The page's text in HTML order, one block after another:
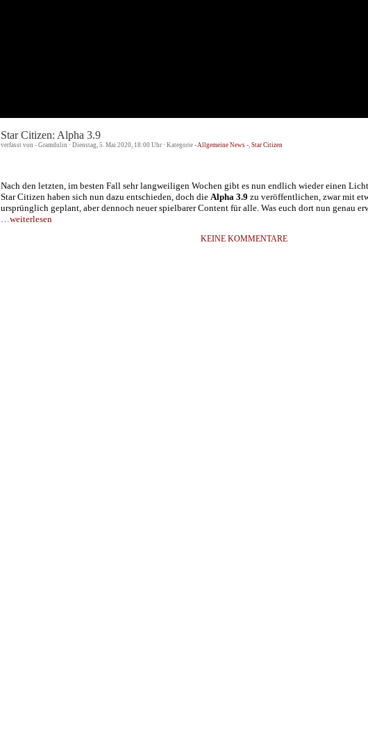
Star Citizen: Alpha 3.9
verfasst von - Gramdulin · Dienstag, 5. Mai 2020, 18:00 Uhr · Kategorie - Allgemeine News -, Star Citizen
Nach den letzten, im besten Fall sehr langweiligen Wochen gibt es nun endlich wieder einen
Star Citizen haben sich nun dazu entschieden, doch die Alpha 3.9 zu veröffentlichen, zwar mit
ursprünglich geplant, aber dennoch neuer spielbarer Content für alle. Was euch dort nun genau
…weiterlesen
KEINE KOMMENTARE